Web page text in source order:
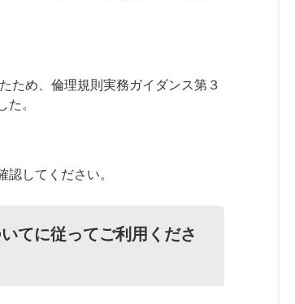
ため、倫理規則実務ガイダンス第３
。
認してください。
てに従ってご利用くださ